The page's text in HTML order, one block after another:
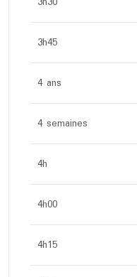
3h45
4 ans
4 semaines
4h
4h00
4h15